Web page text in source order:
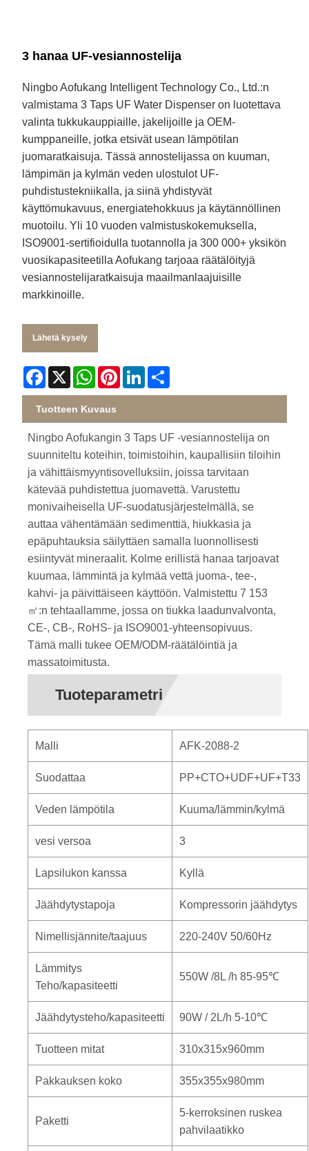
3 hanaa UF-vesiannostelija
Ningbo Aofukang Intelligent Technology Co., Ltd.:n
valmistama 3 Taps UF Water Dispenser on luotettava
valinta tukkukauppiaille, jakelijoille ja OEM-
kumppaneille, jotka etsivät usean lämpötilan
juomaratkaisuja. Tässä annostelijassa on kuuman,
lämpimän ja kylmän veden ulostulot UF-
puhdistustekniikalla, ja siinä yhdistyvät
käyttömukavuus, energiatehokkuus ja käytännöllinen
muotoilu. Yli 10 vuoden valmistuskokemuksella,
ISO9001-sertifioidulla tuotannolla ja 300 000+ yksikön
vuosikapasiteetilla Aofukang tarjoaa räätälöityjä
vesiannostelijaratkaisuja maailmanlaajuisille
markkinoille.
Lähetä kysely
Facebook
X WhatsApp
PinterestLinkedIn
Tuotteen Kuvaus
Ningbo Aofukangin 3 Taps UF -vesiannostelija on
suunniteltu koteihin, toimistoihin, kaupallisiin tiloihin
ja vähittäismyyntisovelluksiin, joissa tarvitaan
kätevää puhdistettua juomavettä. Varustettu
monivaiheisella UF-suodatusjärjestelmällä, se
auttaa vähentämään sedimenttiä, hiukkasia ja
epäpuhtauksia säilyttäen samalla luonnollisesti
esiintyvät mineraalit. Kolme erillistä hanaa tarjoavat
kuumaa, lämmintä ja kylmää vettä juoma-, tee-,
kahvi- ja päivittäiseen käyttöön. Valmistettu 7 153
㎡:n tehtaallamme, jossa on tiukka laadunvalvonta,
CE-, CB-, RoHS- ja ISO9001-yhteensopivuus.
Tämä malli tukee OEM/ODM-räätälöintiä ja
massatoimitusta.
Tuoteparametri
Malli AFK-2088-2
Suodattaa PP+CTO+UDF+UF+T33
Veden lämpötila Kuuma/lämmin/kylmä
vesi versoa 3
Lapsilukon kanssa Kyllä
Jäähdytystapoja Kompressorin jäähdytys
Nimellisjännite/taajuus 220-240V 50/60Hz
Lämmitys
Teho/kapasiteetti
550W /8L /h 85-95℃
Jäähdytysteho/kapasiteetti 90W / 2L/h 5-10℃
Tuotteen mitat 310x315x960mm
Pakkauksen koko 355x355x980mm
Paketti
5-kerroksinen ruskea
pahvilaatikko